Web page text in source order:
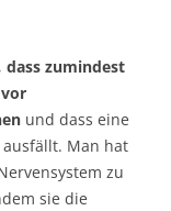
dass zumindest
und dass eine
Man hat
zu
sie die